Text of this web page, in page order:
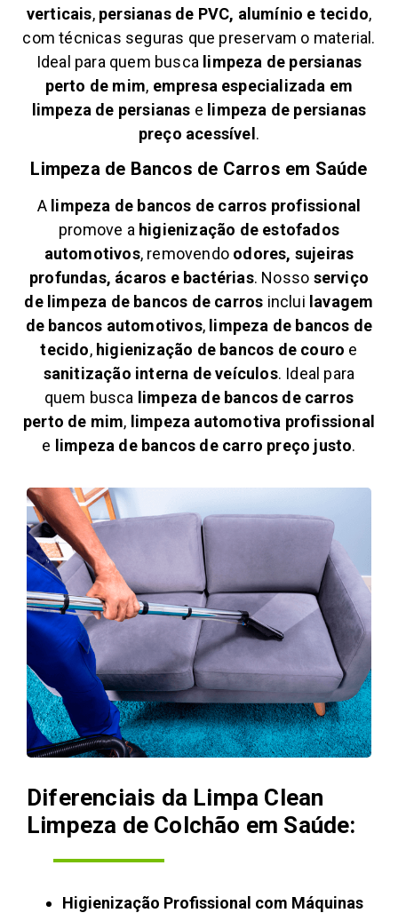
verticais, persianas de PVC, alumínio e tecido,
com técnicas seguras que preservam o material.
Ideal para quem busca limpeza de persianas
perto de mim, empresa especializada em
limpeza de persianas e limpeza de persianas
preço acessível.
Limpeza de Bancos de Carros em Saúde
A limpeza de bancos de carros profissional
promove a higienização de estofados
automotivos, removendo odores, sujeiras
profundas, ácaros e bactérias. Nosso serviço
de limpeza de bancos de carros inclui lavagem
de bancos automotivos, limpeza de bancos de
tecido, higienização de bancos de couro e
sanitização interna de veículos. Ideal para
quem busca limpeza de bancos de carros
perto de mim, limpeza automotiva profissional
e limpeza de bancos de carro preço justo.
Diferenciais da Limpa Clean
Limpeza de Colchão em Saúde:
Higienização Profissional com Máquinas